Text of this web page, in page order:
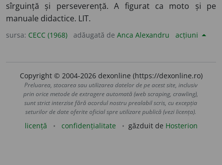
sîrguință și perseverență. A figurat ca moto și pe
manuale didactice. LIT.
sursa: CECC (1968) adăugată de Anca Alexandru acțiuni
Copyright © 2004-2026 dexonline (https://dexonline.ro)
Preluarea, stocarea sau utilizarea datelor de pe acest site, inclusiv
prin orice metode de extragere automată (web scraping, crawling),
sunt strict interzise fără acordul nostru prealabil scris, cu excepția
seturilor de date oferite oficial spre utilizare publică (vezi licența).
licență confidențialitate găzduit de Hosterion